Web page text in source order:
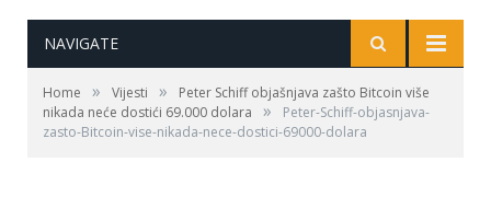
NAVIGATE
Home » Vijesti »
Peter Schiff objašnjava zašto Bitcoin više
nikada neće dostići 69.000 dolara
»
Peter-Schiff-objasnjava-
zasto-Bitcoin-vise-nikada-nece-dostici-69000-dolara